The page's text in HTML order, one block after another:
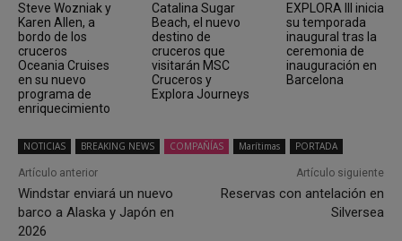
Steve Wozniak y
Karen Allen, a
bordo de los
cruceros
Oceania Cruises
en su nuevo
programa de
enriquecimiento
Catalina Sugar
Beach, el nuevo
destino de
cruceros que
visitarán MSC
Cruceros y
Explora Journeys
EXPLORA III inicia
su temporada
inaugural tras la
ceremonia de
inauguración en
Barcelona
NOTICIAS BREAKING NEWS COMPAÑÍAS Marítimas PORTADA
Artículo anterior
Windstar enviará un nuevo
barco a Alaska y Japón en
2026
Artículo siguiente
Reservas con antelación en
Silversea